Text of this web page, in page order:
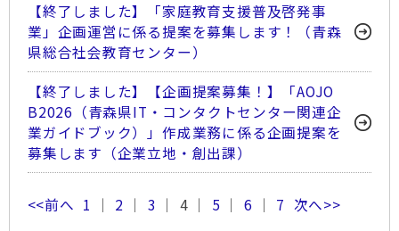
【終了しました】「家庭教育支援普及啓発事
業」企画運営に係る提案を募集します！（青森
県総合社会教育センター）
【終了しました】【企画提案募集！】「AOJO
B2026（青森県IT・コンタクトセンター関連企
業ガイドブック）」作成業務に係る企画提案を
募集します（企業立地・創出課）
<<前へ 1 ｜ 2 ｜ 3 ｜ 4 ｜ 5 ｜6 ｜ 7 次へ>>